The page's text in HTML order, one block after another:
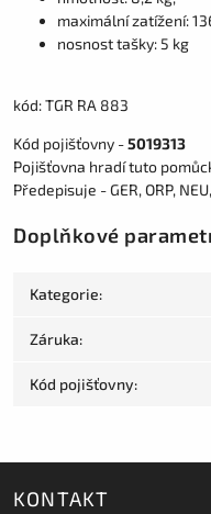
maximální zatížení:
nosnost tašky: 5 kg
kód: TGR RA 883
Kód pojišťovny -5019313
Pojišťovna hradí tuto
Předepisuje - GER, ORP,
Doplňkové
Kategorie:
Záruka:
Kód pojišťovny:
KONTAKT